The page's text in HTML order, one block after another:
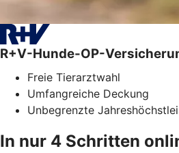
R+V-Hunde-OP-
Freie Tierarztwahl
Umfangreiche Deckung
Unbegrenzte
In nur 4 Schritten